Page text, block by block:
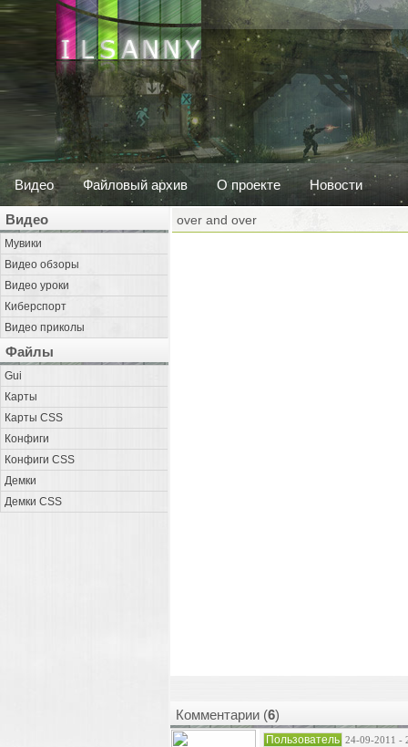
Видео Файловый архив О проекте Новости
Видео
Мувики
Видео обзоры
Видео уроки
Киберспорт
Видео приколы
Файлы
Gui
Карты
Карты CSS
Конфиги
Конфиги CSS
Демки
Демки CSS
over and over
Комментарии (6)
Пользователь 24-09-2011 -